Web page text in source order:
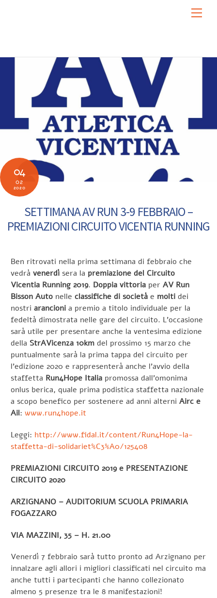
04
02
2020
SETTIMANA AV RUN 3-9 FEBBRAIO –
PREMIAZIONI CIRCUITO VICENTIA RUNNING
Ben ritrovati nella prima settimana di febbraio che
vedràvenerdì sera la premiazione del Circuito
Vicentia Running 2019. Doppia vittoria perAV Run
Bisson Auto nelleclassifiche di società e molti dei
nostriarancioni a premio a titolo individuale per la
fedeltà dimostrata nelle gare del circuito. L’occasione
sarà utile per presentare anche la ventesima edizione
della StrAVicenza 10km del prossimo 15 marzo che
puntualmente sarà la prima tappa del circuito per
l’edizione 2020 e rappresenterà anche l’avvio della
staffetta Run4Hope Italia promossa dall’omonima
onlus berica, quale prima podistica staffetta nazionale
a scopo benefico per sostenere ad anni alterniAirc e
Ail:www.run4hope.it
Leggi: http://www.fidal.it/content/Run4Hope-la-
staffetta-di-solidariet%C3%A0/125408
PREMIAZIONI CIRCUITO 2019 e PRESENTAZIONE
CIRCUITO 2020
ARZIGNANO – AUDITORIUM SCUOLA PRIMARIA
FOGAZZARO
VIA MAZZINI, 35 – H. 21.00
Venerdì 7 febbraio sarà tutto pronto ad Arzignano per
innalzare agli allori i migliori classificati nel circuito ma
anche tutti i partecipanti che hanno collezionato
almeno 5 presenze tra le 8 manifestazioni!